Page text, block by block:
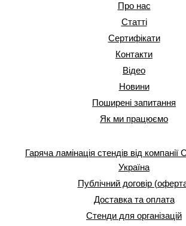
Про нас
Статті
Сертифікати
Контакти
Відео
Новини
Поширені запитання
Як ми працюємо
Гаряча ламінація стендів від
Україна
Публічний договір
Доставка та оплата
Стенди для організацій